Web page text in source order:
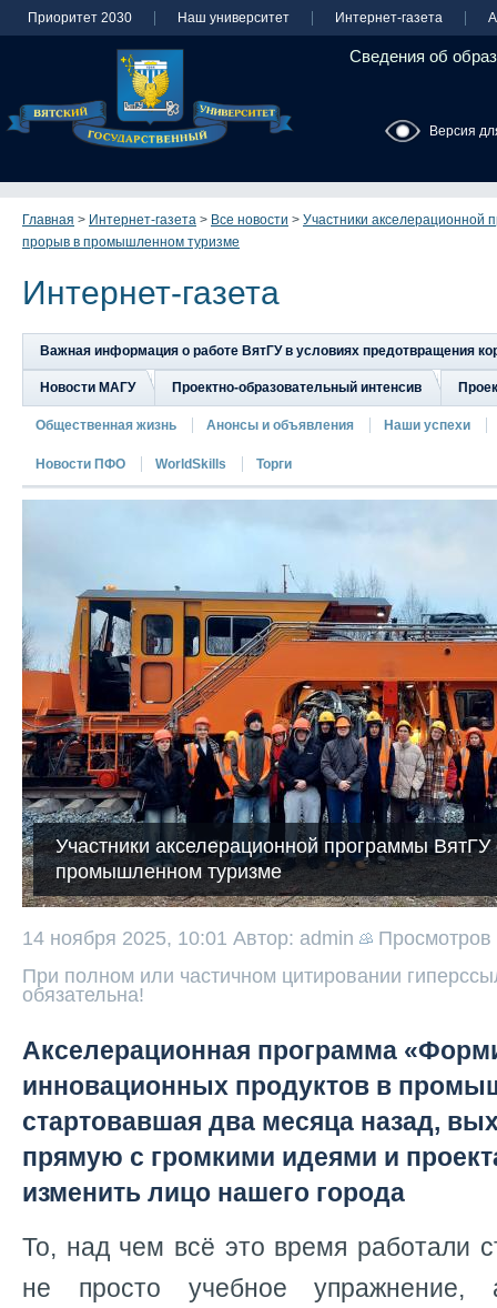
Приоритет 2030 Наш университет Интернет-газета
Сведения об
Версия
Главная > Интернет-газета > Все новости > Участники акселерационной
прорыв в промышленном туризме
Интернет-газета
Важная информация о работе ВятГУ в условиях предотвращения
Новости МАГУ Проектно-образовательный интенсив
Общественная жизнь Анонсы и объявления Наши успехи
Новости ПФО WorldSkills Торги
Участники акселерационной программы
промышленном туризме
14 ноября 2025, 10:01 Автор: admin
Просмотров
При полном или частичном цитировании
обязательна!
Акселерационная программа
инновационных продуктов в
стартовавшая два месяца назад,
прямую с громкими идеями и
изменить лицо нашего города
То, над чем всё это время работали
не просто учебное